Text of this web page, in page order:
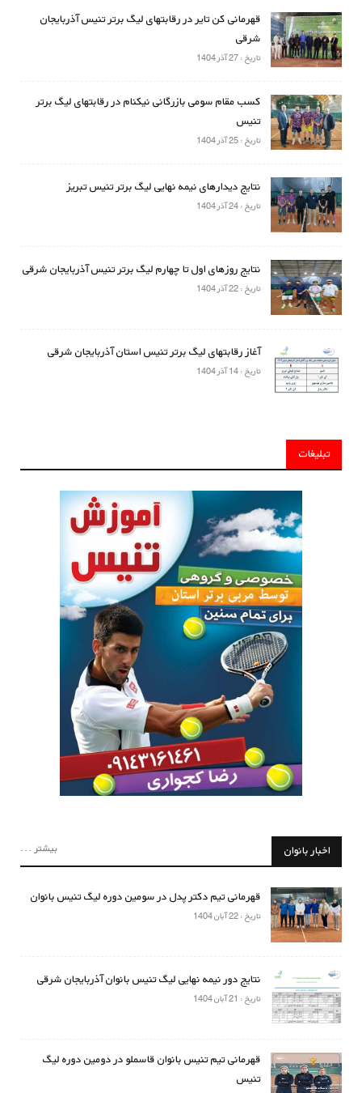
قهرمانی کن تایر در رقابتهای لیگ برتر تنیس آذربایجان
شرقی
تاریخ : 27 آذر 1404
کسب مقام سومی بازرگانی نیکنام در رقابتهای لیگ برتر
تنیس
تاریخ : 25 آذر 1404
نتایج دیدارهای نیمه نهایی لیگ برتر تنیس تبریز
تاریخ : 24 آذر 1404
نتایج روزهای اول تا چهارم لیگ برتر تنیس آذربایجان شرقی
تاریخ : 22 آذر 1404
آغاز رقابتهای لیگ برتر تنیس استان آذربایجان شرقی
تاریخ : 14 آذر 1404
تبلیغات
اخبار بانوان بیشتر ...
قهرمانی تیم دکتر پدل در سومین دوره لیگ تنیس بانوان
تاریخ : 22 آبان 1404
نتایج دور نیمه نهایی لیگ تنیس بانوان آذربایجان شرقی
تاریخ : 21 آبان 1404
قهرمانی تیم تنیس بانوان قاسملو در دومین دوره لیگ
تنیس